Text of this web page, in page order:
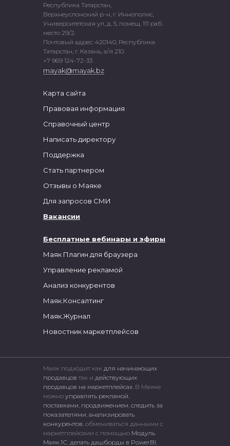
Республика Татарстан,
Верхнеуслонский р-н, г. Иннополис,
Университетская ул, д. 5, помещ. 111 раб.
место 29/2.
Почтовый адрес: 420140, Республика
Татарстан, г. Казань, а/я 210.
+7 969 124-72-33
mayak@mayak.bz
Бесплатные вебинары и эфиры
Маяк Плагин для браузера
Управление рекламой
Анализ конкурентов
Маяк.Консалтинг
Маяк.Журнал
Новостник маркетплейсов
Карта сайта
Правовая информация
Справочный центр
Написать директору
Поддержка
Стать партнером
Отзывы о Маяке
Для запросов СМИ
Вакансии
Маяк подходит как для начинающих
продавцов так и действующих
продавцов на маркетплейсах. В Маяке
можно управлять рекламой,
поставками, продвижением, следить за
показателями, анализировать
конкурентов, обмениваться данными с
маркетплейсами c помощью Модуль
Маяк.1С, делать дашборды в PowerBI,